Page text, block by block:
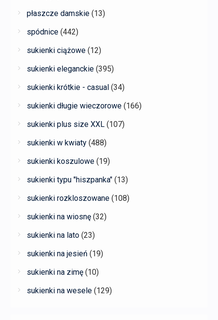
płaszcze damskie (13)
spódnice (442)
sukienki ciążowe (12)
sukienki eleganckie (395)
sukienki krótkie - casual (34)
sukienki długie wieczorowe (166)
sukienki plus size XXL (107)
sukienki w kwiaty (488)
sukienki koszulowe (19)
sukienki typu "hiszpanka" (13)
sukienki rozkloszowane (108)
sukienki na wiosnę (32)
sukienki na lato (23)
sukienki na jesień (19)
sukienki na zimę (10)
sukienki na wesele (129)